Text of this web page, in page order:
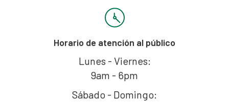
Horario de atención al público
Lunes - Viernes:
9am - 6pm
Sábado - Domingo: